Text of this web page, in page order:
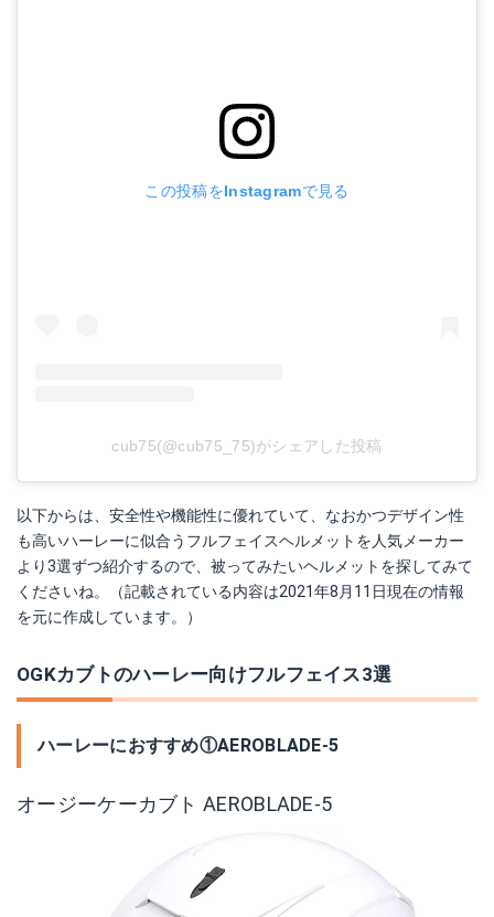
この投稿をInstagramで見る
cub75(@cub75_75)がシェアした投稿
以下からは、安全性や機能性に優れていて、なおかつデザイン性
も高いハーレーに似合うフルフェイスヘルメットを人気メーカー
より3選ずつ紹介するので、被ってみたいヘルメットを探してみて
くださいね。（記載されている内容は2021年8月11日現在の情報
を元に作成しています。）
OGKカブトのハーレー向けフルフェイス3選
ハーレーにおすすめ①AEROBLADE-5
オージーケーカブト AEROBLADE-5